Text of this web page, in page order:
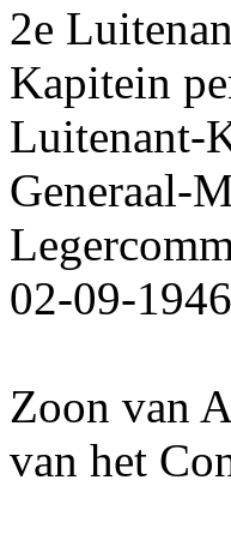
2e
Kapitein
Luitenant-
Generaal-
02-09-
Zoon van
van het